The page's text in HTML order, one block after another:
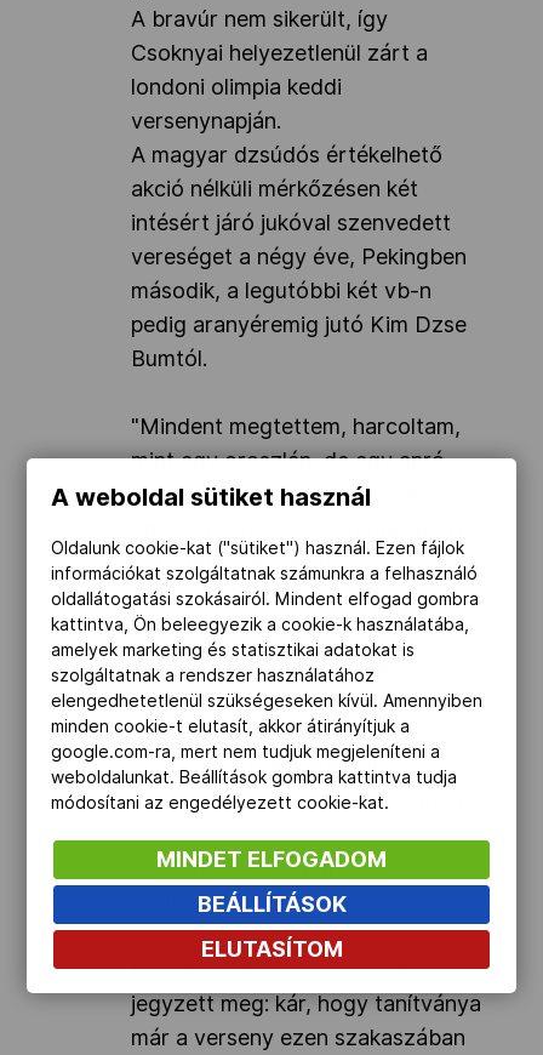
A bravúr nem sikerült, így
Csoknyai helyezetlenül zárt a
londoni olimpia keddi
versenynapján.
A magyar dzsúdós értékelhető
akció nélküli mérkőzésen két
intésért járó jukóval szenvedett
vereséget a négy éve, Pekingben
második, a legutóbbi két vb-n
pedig aranyéremig jutó Kim Dzse
Bumtól.
"Mindent megtettem, harcoltam,
mint egy oroszlán, de egy apró
hiba miatt elment a meccs. Az
ezt a hibát, mármint hogy egy
nálam magasabb ellenféllel
szemben lehajtsam a fejem, nem
szabad elkövetnem, mégis
megtörtént. Ha ez nincs, még az
aranypontért küzdenénk.
Remélem, ettől nem törik meg a
csapat lendülete, és lesznek még
nek a találkozó után az
Atomerőmű SE 24 éves sportolója.
Edzője, Hangyási László annyit
jegyzett meg: kár, hogy tanítványa
már a verseny ezen szakaszában
A weboldal sütiket használ
Oldalunk cookie-kat ("sütiket") használ. Ezen fájlok
információkat szolgáltatnak számunkra a felhasználó
oldallátogatási szokásairól. Mindent elfogad gombra
kattintva, Ön beleegyezik a cookie-k használatába,
amelyek marketing és statisztikai adatokat is
szolgáltatnak a rendszer használatához
elengedhetetlenül szükségeseken kívül. Amennyiben
minden cookie-t elutasít, akkor átirányítjuk a
google.com-ra, mert nem tudjuk megjeleníteni a
weboldalunkat. Beállítások gombra kattintva tudja
módosítani az engedélyezett cookie-kat.
MINDET ELFOGADOM
BEÁLLÍTÁSOK
ELUTASÍTOM